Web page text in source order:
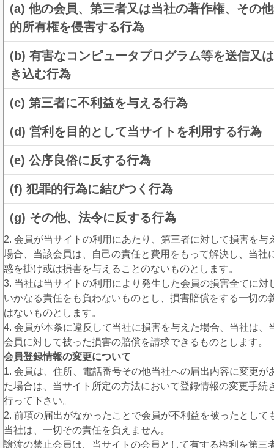
(a) 他の会員、第三者又は当社の著作権、その
的所有権を侵害する行為
(b) 有害なコンピュータプログラム等を送信又
き込む行為
(c) 第三者に不利益を与える行為
(d) 営利を目的として当サイトを利用する行為
(e) 公序良俗に反する行為
(f) 犯罪的行為に結びつく行為
(g) その他、法令に反する行為
2. 会員が当サイトの利用にあたり、第三者に対して損害を与
場合、当該会員は、自己の責任と費用をもって解決し、当社
惑を掛け或は損害を与えることのないものとします。
3. 当社は当サイトの利用により発生した会員の損害全てに対
いかなる責任をも負わないものとし、損害賠償をする一切の
はないものとします。
4. 会員が本条に違反して当社に損害を与えた場合、当社は、
会員に対して被った損害の賠償を請求できるものとします。
会員登録情報の変更について
1. 会員は、住所、電話番号その他当社への届出内容に変更が
た場合は、当サイト所定の方法において登録情報の変更手続
行って下さい。
2. 前項の届出がなかったことで会員が不利益を被ったとして
当社は、一切その責任を負えません。
譲渡の禁止会員は、当サイトの会員として有する権利を第三